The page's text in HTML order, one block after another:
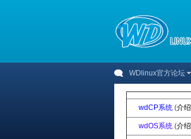
WDlinux官方论坛
wdCP系统 (介绍
wdOS系统 (介绍